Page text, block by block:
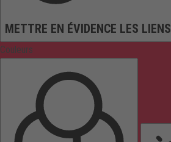
METTRE EN ÉVIDENCE LES LIENS
Couleurs